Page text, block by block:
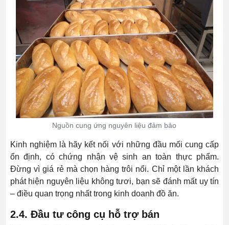
Nguồn cung ứng nguyên liệu đảm bảo
Kinh nghiệm là hãy kết nối với những đầu mối cung cấp
ổn định, có chứng nhận vệ sinh an toàn thực phẩm.
Đừng vì giá rẻ mà chọn hàng trôi nổi. Chỉ một lần khách
phát hiện nguyên liệu không tươi, bạn sẽ đánh mất uy tín
– điều quan trọng nhất trong kinh doanh đồ ăn.
2.4. Đầu tư công cụ hỗ trợ bán